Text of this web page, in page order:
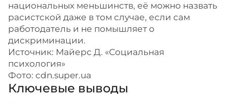
национальных меньшинств, её можно назвать
расистской даже в том случае, если сам
работодатель и не помышляет о
дискриминации.
Источник: Майерс Д. «Социальная
психология»
Фото: cdn.super.ua
Ключевые выводы